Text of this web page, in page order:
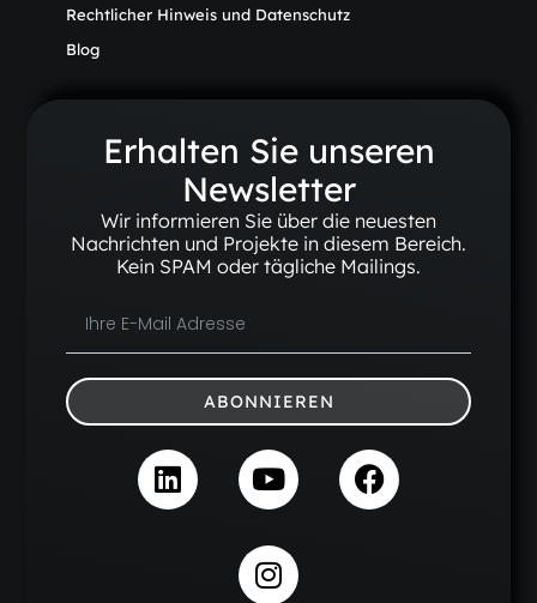
Rechtlicher Hinweis und Datenschutz
Blog
Erhalten Sie unseren
Newsletter
Wir informieren Sie über die neuesten
Nachrichten und Projekte in diesem Bereich.
Kein SPAM oder tägliche Mailings.
ABONNIEREN